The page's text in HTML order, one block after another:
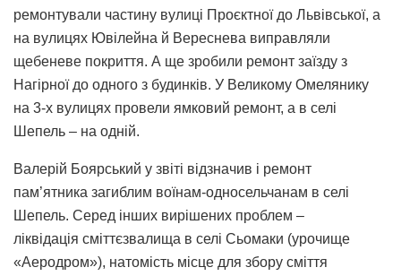
ремонтували частину вулиці Проєктної до Львівської, а
на вулицях Ювілейна й Вереснева виправляли
щебеневе покриття. А ще зробили ремонт заїзду з
Нагірної до одного з будинків. У Великому Омелянику
на 3-х вулицях провели ямковий ремонт, а в селі
Шепель – на одній.
Валерій Боярський у звіті відзначив і ремонт
пам’ятника загиблим воїнам-односельчанам в селі
Шепель. Серед інших вирішених проблем –
ліквідація сміттєзвалища в селі Сьомаки (урочище
«Аеродром»), натомість місце для збору сміття